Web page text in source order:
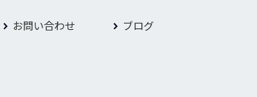
お問い合わせ ブログ